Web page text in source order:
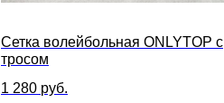
Сетка волейбольная ONLYTOP с
тросом
1 280 руб.